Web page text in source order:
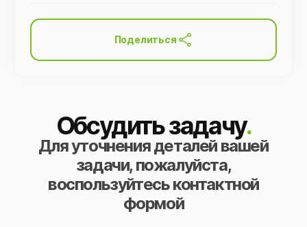
Поделиться
Обсудить задачу.
Для уточнения деталей вашей
задачи, пожалуйста,
воспользуйтесь контактной
формой